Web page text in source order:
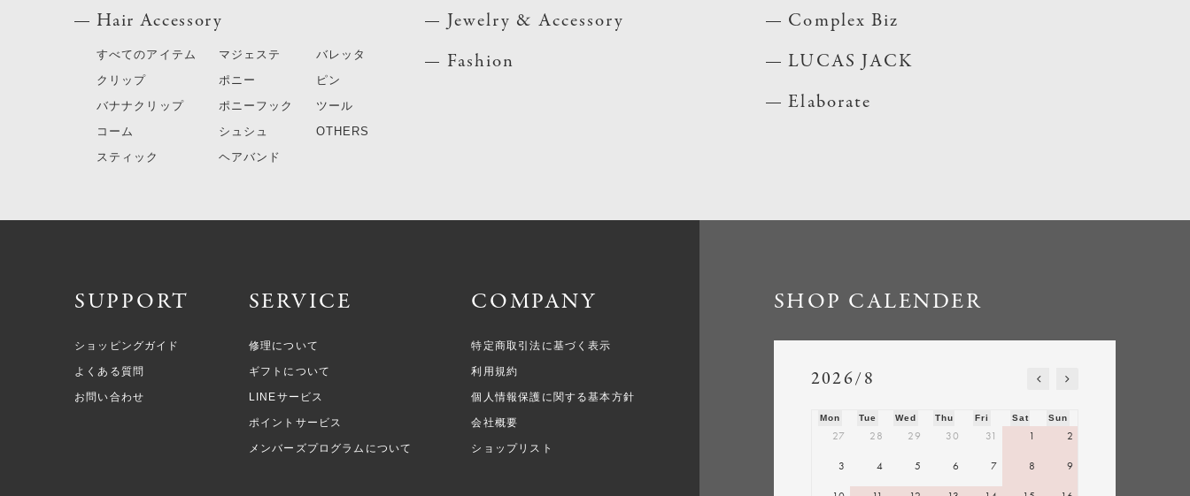
Hair Accessory
すべてのアイテム
クリップ
バナナクリップ
コーム
スティック
マジェステ
ポニー
ポニーフック
シュシュ
ヘアバンド
バレッタ
ピン
ツール
OTHERS
Jewelry & Accessory
Fashion
Complex Biz
LUCAS JACK
Elaborate
SUPPORT
ショッピングガイド
よくある質問
お問い合わせ
SERVICE
修理について
ギフトについて
LINEサービス
ポイントサービス
メンバーズプログラムについて
COMPANY
特定商取引法に基づく表示
利用規約
個人情報保護に関する基本方針
会社概要
ショップリスト
SHOP CALENDER
2026/8
Mon Tue Wed Thu Fri Sat Sun
27 28 29 30 31 1 2
3 4 5 6 7 8 9